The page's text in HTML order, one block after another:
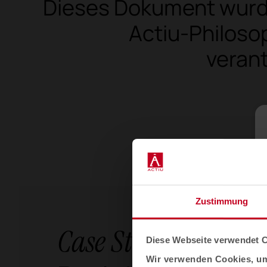
Zustimmung
Diese Webseite verwendet
Wir verwenden Cookies,
Dieses Dokument
Actiu-
Case Studies